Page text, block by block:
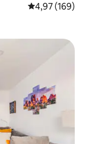
4,97 (169)